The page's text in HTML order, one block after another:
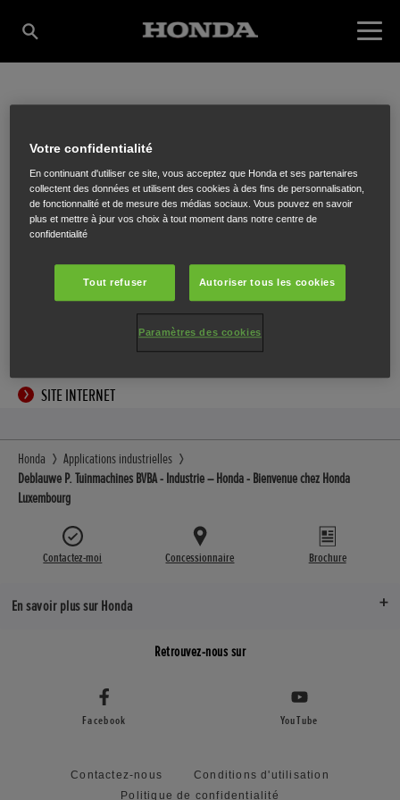
DEBLAUWE P.
TUINMACHINES BVBA
Kortrijkseweg 204,Beveren-Leie ,8791
SITE INTERNET
Honda
Applications industrielles
Deblauwe P. Tuinmachines BVBA - Industrie – Honda - Bienvenue chez Honda
Luxembourg
Contactez-moi Concessionnaire Brochure
En savoir plus sur Honda
Retrouvez-nous sur
Facebook YouTube
Contactez-nous
Conditions d'utilisation
Politique de confidentialité
Votre confidentialité
En continuant d'utiliser ce site, vous acceptez que Honda et ses partenaires
collectent des données et utilisent des cookies à des fins de personnalisation,
de fonctionnalité et de mesure des médias sociaux. Vous pouvez en savoir
plus et mettre à jour vos choix à tout moment dans notre centre de
confidentialité
Tout refuser Autoriser tous les cookies
Paramètres des cookies